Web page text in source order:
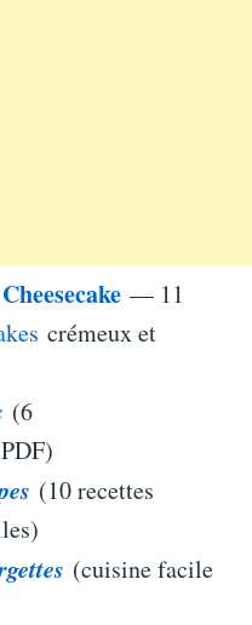
— 11
crémeux et
(6
PDF)
(10 recettes
(cuisine facile